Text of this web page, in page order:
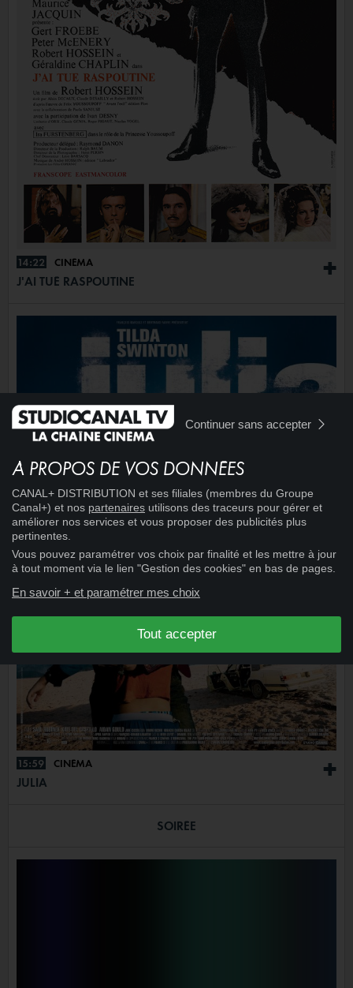
+
14:22 CINÉMA
J'AI TUÉ RASPOUTINE
+
15:59 CINÉMA
JULIA
SOIRÉE
Continuer sans accepter
À PROPOS DE VOS DONNÉES
CANAL+ DISTRIBUTION et ses filiales (membres du Groupe
Canal+) et nos partenaires utilisons des traceurs pour gérer et
améliorer nos services et vous proposer des publicités plus
pertinentes.
Vous pouvez paramétrer vos choix par finalité et les mettre à jour
à tout moment via le lien "Gestion des cookies" en bas de pages.
En savoir + et paramétrer mes choix
Tout accepter